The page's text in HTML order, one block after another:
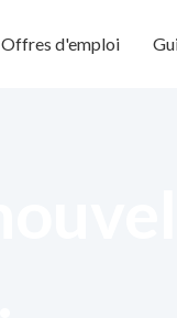
Offres d'emploi